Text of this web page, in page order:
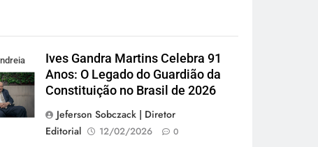
Ives Gandra Martins Celebra 91
Anos: O Legado do Guardião da
Constituição no Brasil de 2026
Jeferson Sobczack | Diretor
Editorial
12/02/2026 0